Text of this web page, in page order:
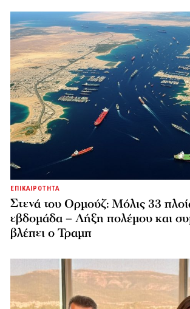
ΕΠΙΚΑΙΡΟΤΗΤΑ
Στενά του Ορμούζ: Μόλις 33
εβδομάδα – Λήξη πολέμου και
βλέπει ο Τραμπ